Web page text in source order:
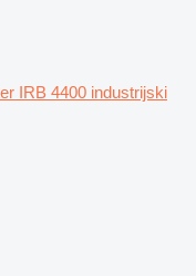
IRB 4400 industrijski